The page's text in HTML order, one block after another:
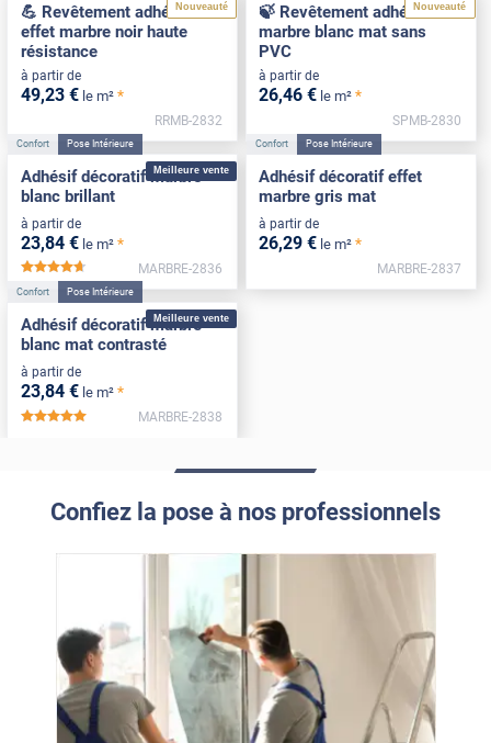
Nouveauté
💪 Revêtement adhésif
effet marbre noir haute
résistance
à partir de
49,23 € le m² *
RRMB-2832
Nouveauté
🍃 Revêtement adhésif
marbre blanc mat sans
PVC
à partir de
26,46 € le m² *
SPMB-2830
Meilleure vente
Confort Pose Intérieure
Adhésif décoratif marbre
blanc brillant
à partir de
23,84 € le m² *
*****
MARBRE-2836
Confort Pose Intérieure
Adhésif décoratif effet
marbre gris mat
à partir de
26,29 € le m² *
MARBRE-2837
Meilleure vente
Confort Pose Intérieure
Adhésif décoratif marbre
blanc mat contrasté
à partir de
23,84 € le m² *
*****
MARBRE-2838
Confiez la pose à nos professionnels